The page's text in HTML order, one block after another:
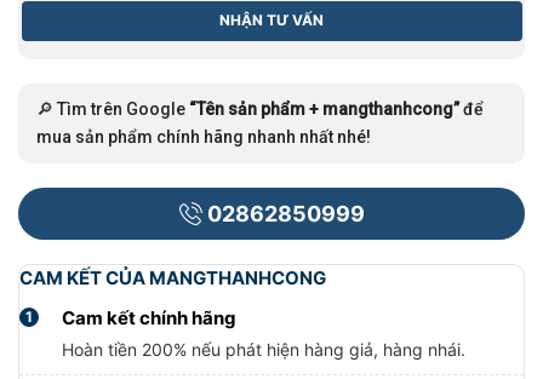
🔎 Tìm trên Google “Tên sản phẩm + mangthanhcong”để
mua sản phẩm chính hãng nhanh nhất nhé!
02862850999
CAM KẾT CỦA MANGTHANHCONG
1 Cam kết chính hãng
Hoàn tiền 200% nếu phát hiện hàng giả, hàng nhái.